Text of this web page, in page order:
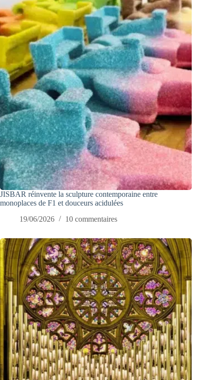
JISBAR réinvente la sculpture contemporaine entre
monoplaces de F1 et douceurs acidulées
19/06/2026
10 commentaires